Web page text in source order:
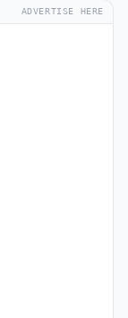
ADVERTISE HERE